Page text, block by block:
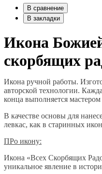
В сравнение
В закладки
Икона
скорбящих
Икона ручной работы.
авторской технологии.
конца выполняется
В качестве основы для
левкас, как в старинных
ПРо икону:
Икона «Всех Скорбящих
уникальное явление в